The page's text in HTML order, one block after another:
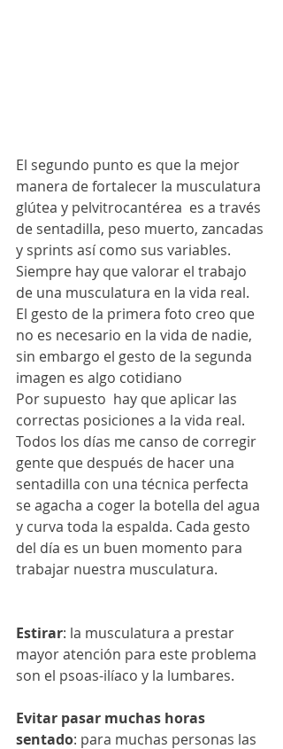
El segundo punto es que la mejor
manera de fortalecer la musculatura
glútea y pelvitrocantérea  es a través
de sentadilla, peso muerto, zancadas
y sprints así como sus variables.
Siempre hay que valorar el trabajo
de una musculatura en la vida real.
El gesto de la primera foto creo que
no es necesario en la vida de nadie,
sin embargo el gesto de la segunda
imagen es algo cotidiano
Por supuesto  hay que aplicar las
correctas posiciones a la vida real.
Todos los días me canso de corregir
gente que después de hacer una
sentadilla con una técnica perfecta
se agacha a coger la botella del agua
y curva toda la espalda. Cada gesto
del día es un buen momento para
trabajar nuestra musculatura.
Estirar: la musculatura a prestar
mayor atención para este problema
son el psoas-ilíaco y la lumbares.
Evitar pasar muchas horas
sentado: para muchas personas las